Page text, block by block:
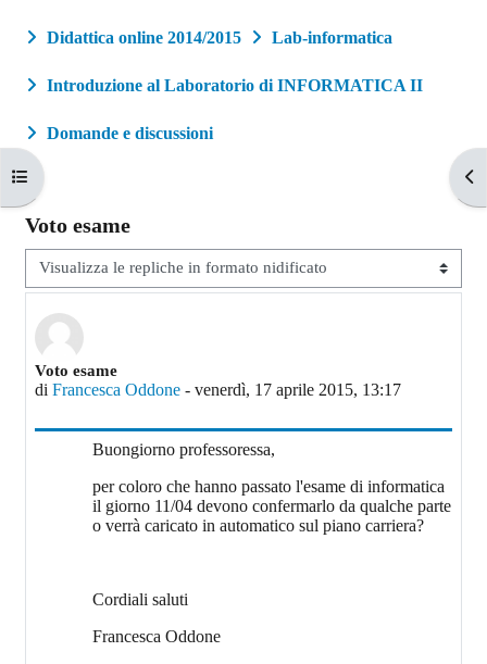
Apri indice del corso
Didattica online 2014/2015 Lab-informatica
Introduzione al Laboratorio di INFORMATICA II
Domande e discussioni
Voto esame
Voto esame
di Francesca Oddone - venerdì, 17 aprile 2015, 13:17
Numero di risposte: 0
Buongiorno professoressa,
per coloro che hanno passato l'esame di informatica
il giorno 11/04 devono confermarlo da qualche parte
o verrà caricato in automatico sul piano carriera?
Cordiali saluti
Francesca Oddone